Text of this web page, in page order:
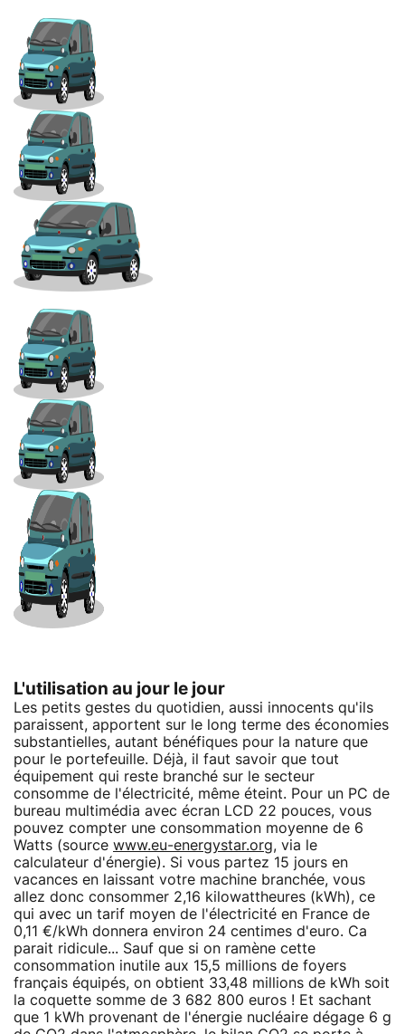
L'utilisation au jour le jour
Les petits gestes du quotidien, aussi innocents qu'ils
paraissent, apportent sur le long terme des économies
substantielles, autant bénéfiques pour la nature que
pour le portefeuille. Déjà, il faut savoir que tout
équipement qui reste branché sur le secteur
consomme de l'électricité, même éteint. Pour un PC de
bureau multimédia avec écran LCD 22 pouces, vous
pouvez compter une consommation moyenne de 6
Watts (source www.eu-energystar.org, via le
calculateur d'énergie). Si vous partez 15 jours en
vacances en laissant votre machine branchée, vous
allez donc consommer 2,16 kilowattheures (kWh), ce
qui avec un tarif moyen de l'électricité en France de
0,11 €/kWh donnera environ 24 centimes d'euro. Ca
parait ridicule... Sauf que si on ramène cette
consommation inutile aux 15,5 millions de foyers
français équipés, on obtient 33,48 millions de kWh soit
la coquette somme de 3 682 800 euros ! Et sachant
que 1 kWh provenant de l'énergie nucléaire dégage 6 g